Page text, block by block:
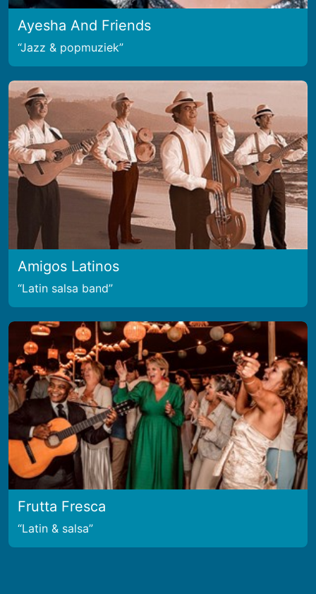
Ayesha And Friends
Jazz & popmuziek
Amigos Latinos
Latin salsa band
Frutta Fresca
Latin & salsa